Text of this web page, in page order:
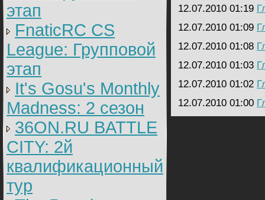
этап
FnaticRC CS
League: Групповой
этап
It's Gosu's Monthly
Madness: 2 сезон
36ON.RU BATTLE
CITY: 2й
квалификационный
тур
12.07.2010 01:19
12.07.2010 01:09
12.07.2010 01:08
12.07.2010 01:03
12.07.2010 01:02
12.07.2010 01:00